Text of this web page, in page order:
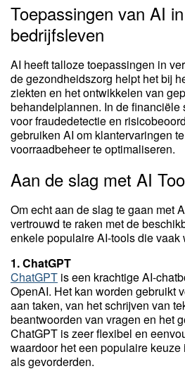
Toepassingen van AI
bedrijfsleven
AI heeft talloze toepassingen in
de gezondheidszorg helpt het bij
ziekten en het ontwikkelen van
behandelplannen. In de financiële
voor fraudedetectie en
gebruiken AI om klantervaringen
voorraadbeheer te optimaliseren.
Aan de slag met AI
Om echt aan de slag te gaan met
vertrouwd te raken met de
enkele populaire AI-tools die vaak
1. ChatGPT
ChatGPT is een krachtige AI-
OpenAI. Het kan worden gebruikt
aan taken, van het schrijven van
beantwoorden van vragen en het
ChatGPT is zeer flexibel en
waardoor het een populaire
als gevorderden.